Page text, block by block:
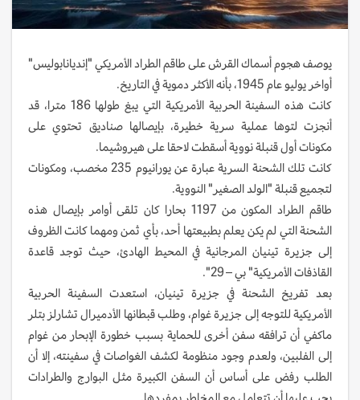
يوصف هجوم أسماك القرش على طاقم الطراد الأمريكي "إنديانابوليس"
أواخر يوليو عام 1945، بأنه الأكثر دموية في التاريخ.
كانت هذه السفينة الحربية الأمريكية التي يبغ طولها 186 مترا، قد
أنجزت لتوها عملية سرية خطيرة، بإيصالها صناديق تحتوي على
مكونات أول قنبلة نووية أسقطت لاحقا على هيروشيما.
كانت تلك الشحنة السرية عبارة عن يورانيوم 235 مخصب، ومكونات
لتجميع قنبلة "الولد الصغير" النووية.
طاقم الطراد المكون من 1197 بحارا كان تلقى أوامر بإيصال هذه
الشحنة التي لم يكن يعلم بطبيعتها أحد، بأي ثمن ومهما كانت الظروف
إلى جزيرة تينيان المرجانية في المحيط الهادئ، حيث توجد قاعدة
القاذفات الأمريكية" بي – 29".
بعد تفريخ الشحنة في جزيرة تينيان، استعدت السفينة الحربية
الأمريكية للتوجه إلى جزيرة غوام، وطلب قبطانها الأدميرال تشارلز بتلر
ماكفي أن ترافقه سفن أخرى للحماية بسبب خطورة الإبحار من غوام
إلى الفلبين، ولعدم وجود منظومة لكشف الغواصات في سفينته، إلا أن
الطلب رفض على أساس أن السفن الكبيرة مثل البوارج والطرادات